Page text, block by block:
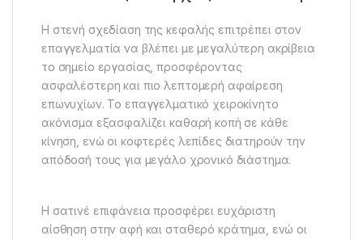
Η στενή σχεδίαση της κεφαλής επιτρέπει στον
επαγγελματία να βλέπει με μεγαλύτερη ακρίβεια
το σημείο εργασίας, προσφέροντας
ασφαλέστερη και πιο λεπτομερή αφαίρεση
επωνυχίων. Το επαγγελματικό χειροκίνητο
ακόνισμα εξασφαλίζει καθαρή κοπή σε κάθε
κίνηση, ενώ οι κοφτερές λεπίδες διατηρούν την
απόδοσή τους για μεγάλο χρονικό διάστημα.
Η σατινέ επιφάνεια προσφέρει ευχάριστη
αίσθηση στην αφή και σταθερό κράτημα, ενώ οι